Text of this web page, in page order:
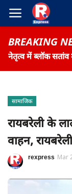
BREAKING
नेतृत्व में ब्लॉक सतांव
Home
Terms &
सामाजिक
रायबरेली के
वाहन,
rexpress Mar